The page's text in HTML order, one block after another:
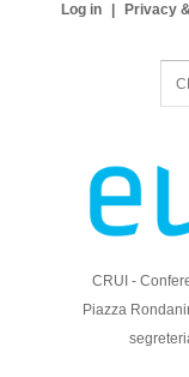
Log in Privacy
c
CRUI -
Piazza